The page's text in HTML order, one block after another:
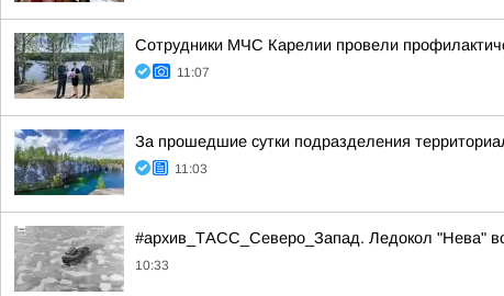
Сотрудники МЧС Карелии провели
11:07
За прошедшие сутки подразделения
11:03
#архив_ТАСС_Северо_Запад. Ледокол "Нева"
10:33